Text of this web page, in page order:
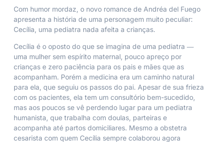
Com humor mordaz, o novo romance de Andréa del Fuego
apresenta a história de uma personagem muito peculiar:
Cecília, uma pediatra nada afeita a crianças.
Cecília é o oposto do que se imagina de uma pediatra ―
uma mulher sem espírito maternal, pouco apreço por
crianças e zero paciência para os pais e mães que as
acompanham. Porém a medicina era um caminho natural
para ela, que seguiu os passos do pai. Apesar de sua frieza
com os pacientes, ela tem um consultório bem-sucedido,
mas aos poucos se vê perdendo lugar para um pediatra
humanista, que trabalha com doulas, parteiras e
acompanha até partos domiciliares. Mesmo a obstetra
cesarista com quem Cecília sempre colaborou agora